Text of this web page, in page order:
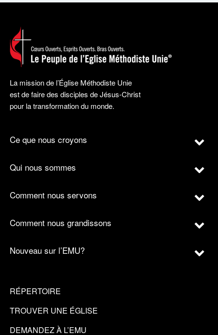
La mission de l’Église Méthodiste Unie
est de faire des disciples de Jésus-Christ
pour la transformation du monde.
Ce que nous croyons
Qui nous sommes
Comment nous servons
Comment nous grandissons
Nouveau sur l’EMU?
RÉPERTOIRE
TROUVER UNE ÉGLISE
DEMANDEZ À L’EMU